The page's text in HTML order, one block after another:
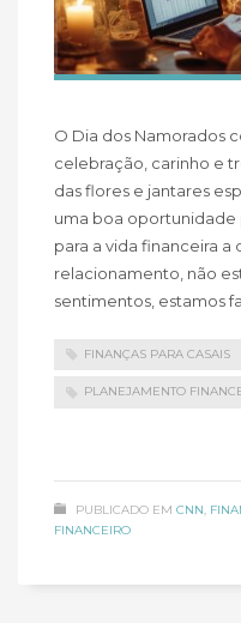
O Dia dos Namorados
celebração, carinho e
das flores e jantares
uma boa oportunidade
para a vida financeira a
relacionamento, não
sentimentos, estamos
FINANÇAS PARA CASAIS
PLANEJAMENTO
PUBLICADO EM CNN,
FINANCEIRO